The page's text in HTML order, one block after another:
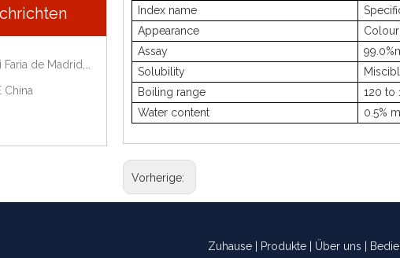
China
Index name
Appearance
Assay
Solubility
Boiling range
120 to
Water content
0.5%
Vorherige:
Zuhause Produkte Über uns